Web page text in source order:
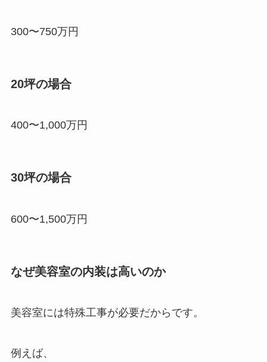
300〜750万円
20坪の場合
400〜1,000万円
30坪の場合
600〜1,500万円
なぜ美容室の内装は高いのか
美容室には特殊工事が必要だからです。
例えば、